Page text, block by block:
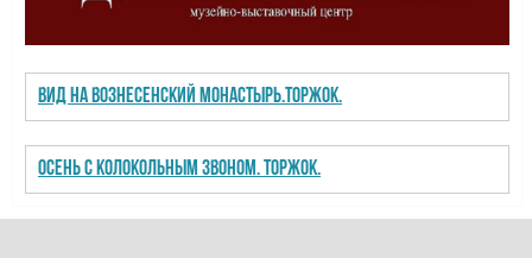
Вид на Вознесенский монастырь.Торжок.
Осень с колокольным звоном. Торжок.